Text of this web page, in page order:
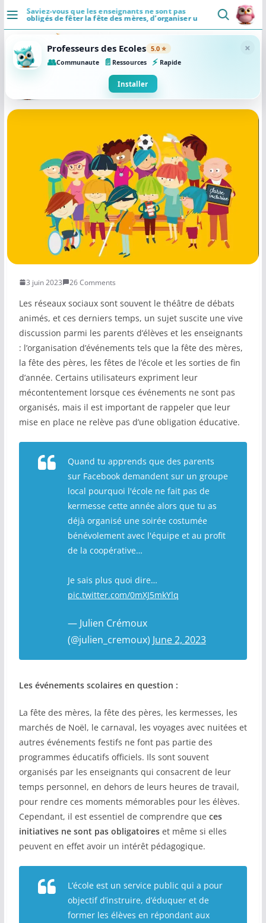
PasserSaviez-vous que les enseignants ne sont pas
obligés de fêter la fête des mères, d’organiser un
fête de l’école etc…?
DÉCOUVRIR
Accueil
Actualités
Ressources
Agenda
CRPE
Lectures de livres
Mouvement
COMMUNAUTÉ
Forum
Réseaux sociaux
AUTRE
Humour
3 juin 2023 26 Comments
Les réseaux sociaux sont souvent le théâtre de débats
animés, et ces derniers temps, un sujet suscite une vive
discussion parmi les parents d’élèves et les enseignants
: l’organisation d’événements tels que la fête des mères,
la fête des pères, les fêtes de l’école et les sorties de fin
d’année. Certains utilisateurs expriment leur
mécontentement lorsque ces événements ne sont pas
organisés, mais il est important de rappeler que leur
mise en place ne relève pas d’une obligation éducative.
Quand tu apprends que des parents
sur Facebook demandent sur un groupe
local pourquoi l'école ne fait pas de
kermesse cette année alors que tu as
déjà organisé une soirée costumée
bénévolement avec l'équipe et au profit
de la coopérative…
Je sais plus quoi dire…
pic.twitter.com/0mXJ5mkYlq
— Julien Crémoux
(@julien_cremoux) June 2, 2023
Les événements scolaires en question :
La fête des mères, la fête des pères, les kermesses, les
marchés de Noël, le carnaval, les voyages avec nuitées et
autres événements festifs ne font pas partie des
programmes éducatifs officiels. Ils sont souvent
organisés par les enseignants qui consacrent de leur
temps personnel, en dehors de leurs heures de travail,
pour rendre ces moments mémorables pour les élèves.
Cependant, il est essentiel de comprendre que ces
initiatives ne sont pas obligatoireset même si elles
peuvent en effet avoir un intérêt pédagogique.
L’école est un service public qui a pour
objectif d’instruire, d’éduquer et de
former les élèves en répondant aux
Professeurs des Ecoles 5.0 ⭐
👥Communaute 📄 Ressources ⚡ Rapide
×
Installer